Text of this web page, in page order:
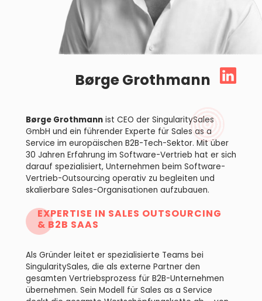
Børge Grothmann
Børge Grothmann ist CEO der SingularitySales
GmbH und ein führender Experte für Sales as a
Service im europäischen B2B-Tech-Sektor. Mit über
30 Jahren Erfahrung im Software-Vertrieb hat er sich
darauf spezialisiert, Unternehmen beim Software-
Vertrieb-Outsourcing operativ zu begleiten und
skalierbare Sales-Organisationen aufzubauen.
EXPERTISE IN SALES OUTSOURCING
& B2B SAAS
Als Gründer leitet er spezialisierte Teams bei
SingularitySales, die als externe Partner den
gesamten Vertriebsprozess für B2B-Unternehmen
übernehmen. Sein Modell für Sales as a Service